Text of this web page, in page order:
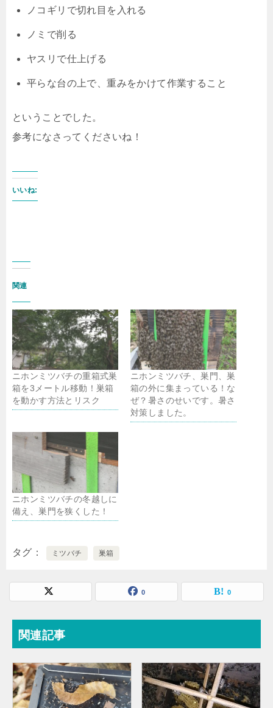
ノコギリで切れ目を入れる
ノミで削る
ヤスリで仕上げる
平らな台の上で、重みをかけて作業すること
ということでした。
参考になさってくださいね！
いいね:
関連
ニホンミツバチの重箱式巣
箱を3メートル移動！巣箱
を動かす方法とリスク
ニホンミツバチ、巣門、巣
箱の外に集まっている！な
ぜ？暑さのせいです。暑さ
対策しました。
ニホンミツバチの冬越しに
備え、巣門を狭くした！
タグ ミツバチ 巣箱
0 0
関連記事